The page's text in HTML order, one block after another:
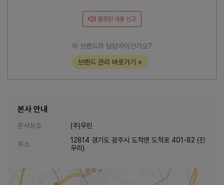
잘못된 내용 신고
이 브랜드의 담당자이신가요?
브랜드 관리 바로가기 >
본사 안내
본사상호 (주)우린
주소
12814 경기도 광주시 도척면 도척로 401-82 (진
우리)